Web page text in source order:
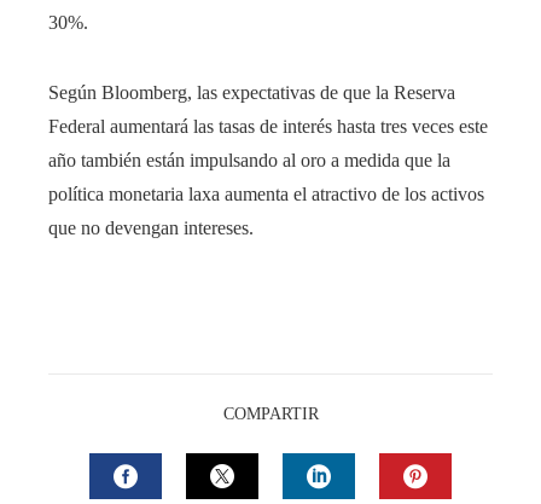
30%.
Según Bloomberg, las expectativas de que la Reserva
Federal aumentará las tasas de interés hasta tres veces este
año también están impulsando al oro a medida que la
política monetaria laxa aumenta el atractivo de los activos
que no devengan intereses.
COMPARTIR